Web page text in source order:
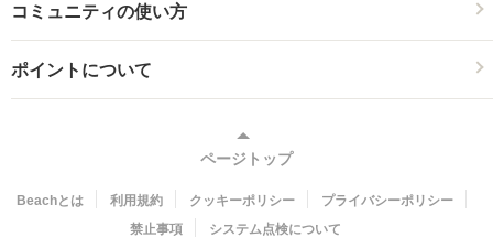
コミュニティの使い方
ポイントについて
ページトップ
Beachとは 利用規約 クッキーポリシー
プライバシーポリシー
禁止事項
システム点検について